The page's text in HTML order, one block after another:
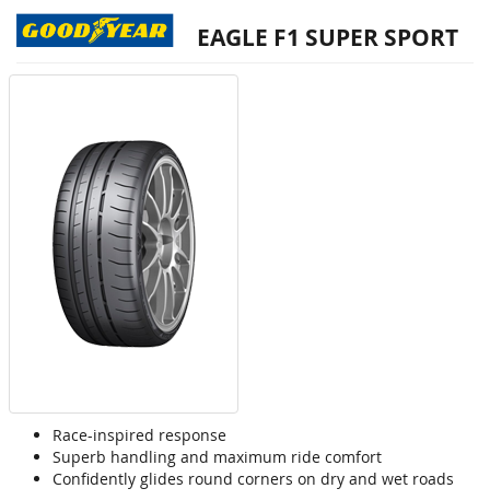
EAGLE F1 SUPER SPORT
Race-inspired response
Superb handling and maximum ride comfort
Confidently glides round corners on dry and wet roads